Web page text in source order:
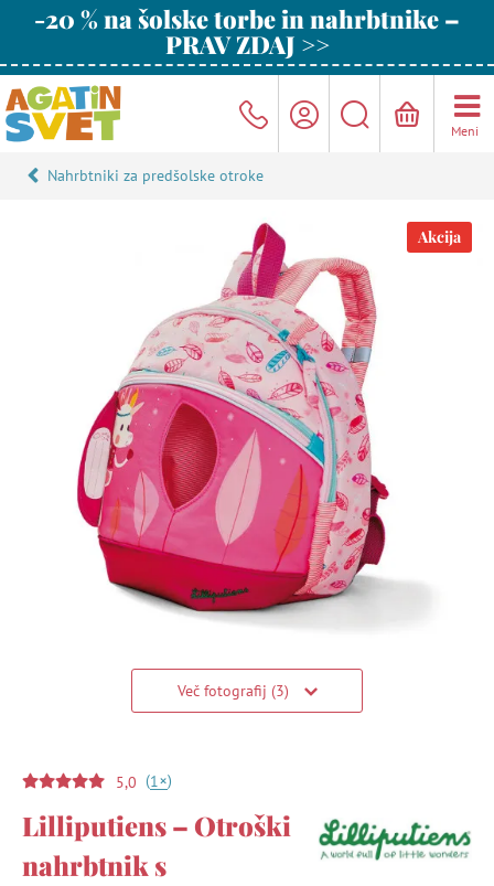
-20 % na šolske torbe in nahrbtnike –
PRAV ZDAJ >>
Meni
Nahrbtniki za predšolske otroke
Akcija
Več fotografij (3)
5,0 (1+)
Lilliputiens – Otroški
nahrbtnik s